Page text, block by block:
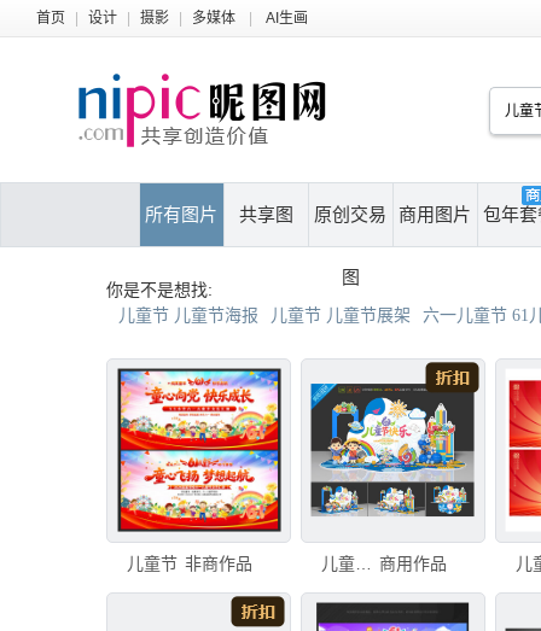
首页 设计 摄影 多媒体 AI生画
所有图片 共享图 原创交易
图
商用图片 包年套
你是不是想找:
儿童节 儿童节海报 儿童节 儿童节展架 六一儿童节 61
儿童节 非商作品 儿童节美陈 商用作品 儿